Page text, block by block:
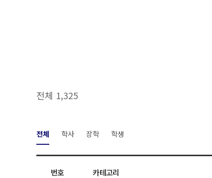
전체 1,325
전체 학사 장학 학생
번호 카테고리